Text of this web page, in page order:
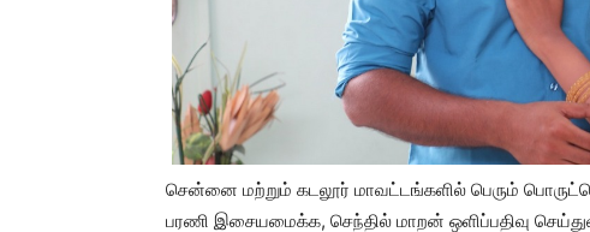
சென்னை மற்றும் கடலூர் மாவட்டங்களில் பெரும்
பரணி இசையமைக்க, செந்தில் மாறன் ஒளிப்பதிவு